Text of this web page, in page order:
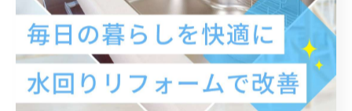
ービスが充実している会社が多い傾向があります。総額
を比較する際は、工事の範囲や保証内容、緊急時の対応
力も含めて判断すると安心です。また、補助金や省エネ
機種の導入による費用軽減も積極的に活用しましょう。